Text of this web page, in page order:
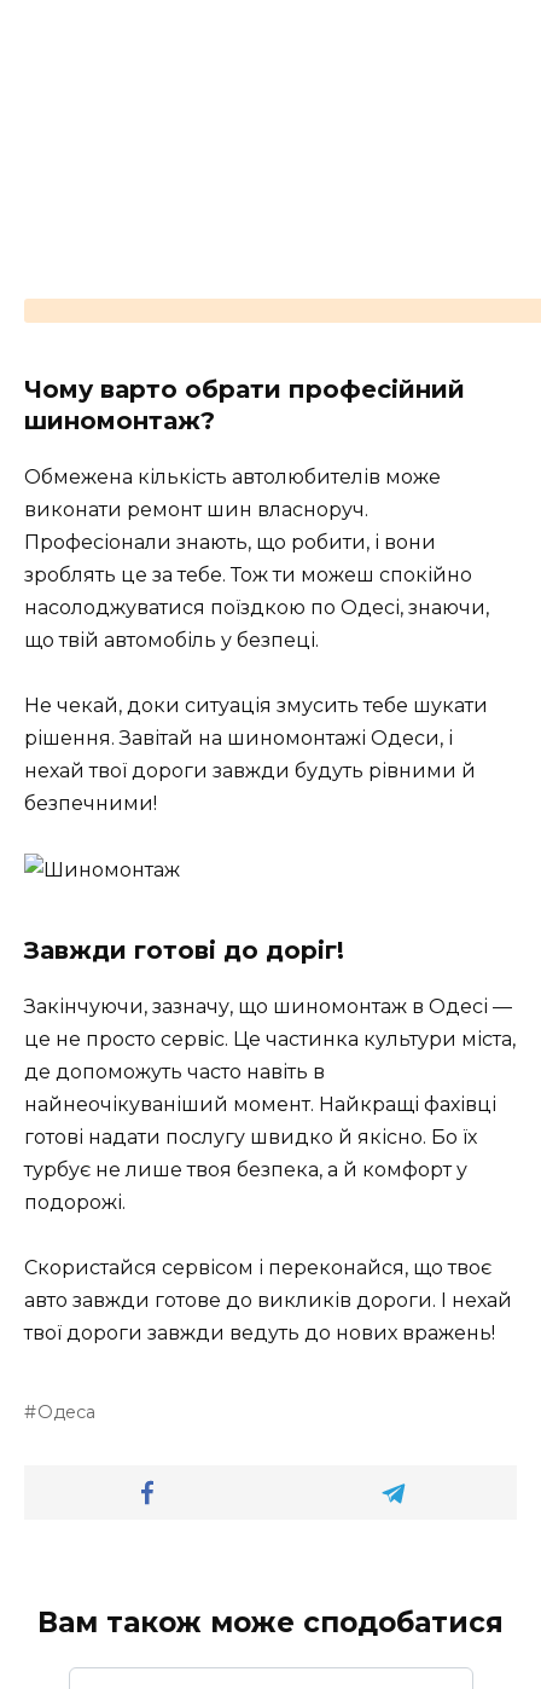
Чому варто обрати професійний
шиномонтаж?
Обмежена кількість автолюбителів може
виконати ремонт шин власноруч.
Професіонали знають, що робити, і вони
зроблять це за тебе. Тож ти можеш спокійно
насолоджуватися поїздкою по Одесі, знаючи,
що твій автомобіль у безпеці.
Не чекай, доки ситуація змусить тебе шукати
рішення. Завітай на шиномонтажі Одеси, і
нехай твої дороги завжди будуть рівними й
безпечними!
Завжди готові до доріг!
Закінчуючи, зазначу, що шиномонтаж в Одесі —
це не просто сервіс. Це частинка культури міста,
де допоможуть часто навіть в
найнеочікуваніший момент. Найкращі фахівці
готові надати послугу швидко й якісно. Бо їх
турбує не лише твоя безпека, а й комфорт у
подорожі.
Скористайся сервісом і переконайся, що твоє
авто завжди готове до викликів дороги. І нехай
твої дороги завжди ведуть до нових вражень!
Одеса
Вам також може сподобатися